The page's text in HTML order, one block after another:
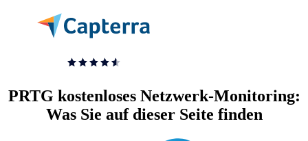
PRTG kostenloses Netzwerk-Monitoring:
Was Sie auf dieser Seite finden